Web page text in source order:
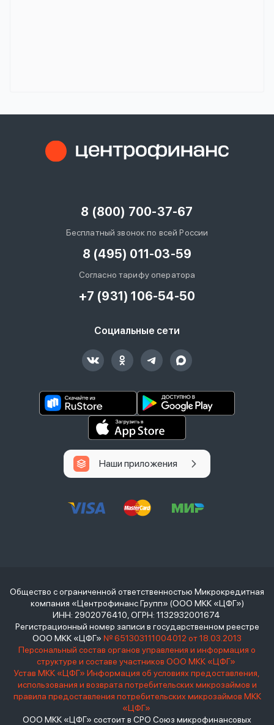
8 (800) 700-37-67
Бесплатный звонок по всей России
8 (495) 011-03-59
Согласно тарифу оператора
+7 (931) 106-54-50
Социальные сети
Наши приложения
Общество с ограниченной ответственностью Микрокредитная
компания «Центрофинанс Групп» (ООО МКК «ЦФГ»)
ИНН: 2902076410, ОГРН: 1132932001674
Регистрационный номер записи в государственном реестре
ООО МКК «ЦФГ» № 651303111004012 от 18.03.2013
Персональный состав органов управления и информация о
структуре и составе участников ООО МКК «ЦФГ»
Устав МКК «ЦФГ» Информация об условиях предоставления,
использования и возврата потребительских микрозаймов и
правила предоставления потребительских микрозаймов МКК
«ЦФГ»
ООО МКК «ЦФГ» состоит в СРО Союз микрофинансовых